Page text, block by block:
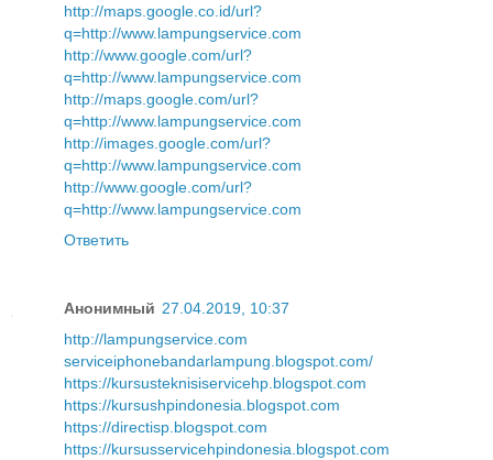
http://maps.google.co.id/url?
q=http://www.lampungservice.com
http://www.google.com/url?
q=http://www.lampungservice.com
http://maps.google.com/url?
q=http://www.lampungservice.com
http://images.google.com/url?
q=http://www.lampungservice.com
http://www.google.com/url?
q=http://www.lampungservice.com
Ответить
Анонимный 27.04.2019, 10:37
http://lampungservice.com
serviceiphonebandarlampung.blogspot.com/
https://kursusteknisiservicehp.blogspot.com
https://kursushpindonesia.blogspot.com
https://directisp.blogspot.com
https://kursusservicehpindonesia.blogspot.com